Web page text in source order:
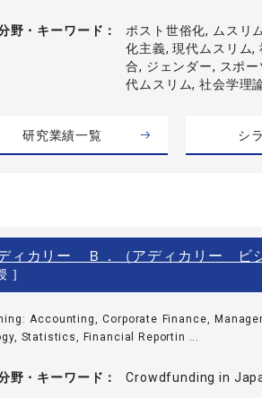
野・ キーワード
ポスト世俗化, ムスリ
化主義, 現代ムスリム,
合, ジェンダー, スポ
代ムスリム, 社会学理
研究業績一覧 シ
ィカリー Ｂ．（アディカリー ビ
]
Accounting, Corporate Finance,
Statistics, Financial Reportin ...
野・ キーワード Crowdfunding in